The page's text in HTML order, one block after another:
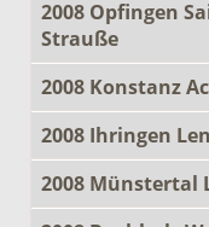
2008 Opfingen
Strauße
2008 Konstanz
2008 Ihringen
2008 Münstertal